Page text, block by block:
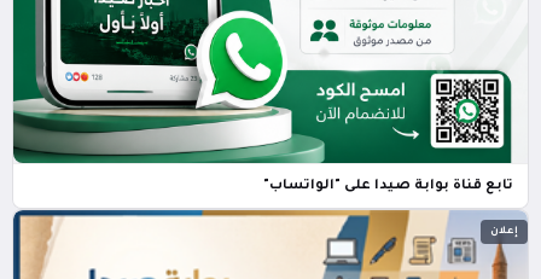
تابع قناة بوابة صيدا على "الواتساب"
إعلان